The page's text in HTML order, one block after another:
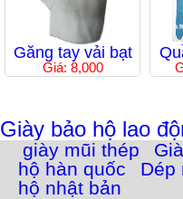
Găng tay vải bạt
Giá: 8,000
Giày bảo hộ lao
giày mũi thép
hộ hàn quốc
Dép
hộ nhật bản